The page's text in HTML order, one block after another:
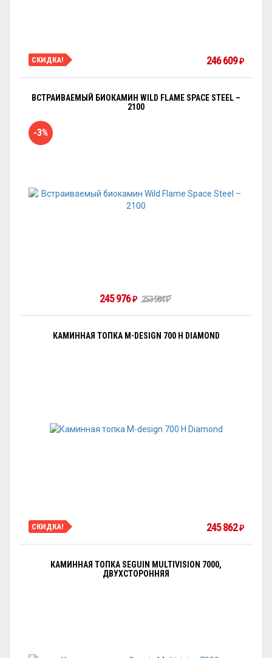
СКИДКА! 246 609 ₽
ВСТРАИВАЕМЫЙ БИОКАМИН WILD FLAME SPACE STEEL –
2100
-3%
245 976 ₽ 253 584₽
КАМИННАЯ ТОПКА M-DESIGN 700 H DIAMOND
СКИДКА! 245 862 ₽
КАМИННАЯ ТОПКА SEGUIN MULTIVISION 7000,
ДВУХСТОРОННЯЯ